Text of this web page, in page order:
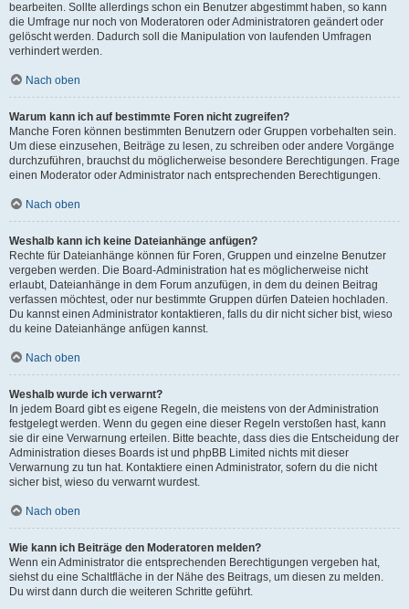
bearbeiten. Sollte allerdings schon ein Benutzer abgestimmt haben, so kann
die Umfrage nur noch von Moderatoren oder Administratoren geändert oder
gelöscht werden. Dadurch soll die Manipulation von laufenden Umfragen
verhindert werden.
Nach oben
Warum kann ich auf bestimmte Foren nicht zugreifen?
Manche Foren können bestimmten Benutzern oder Gruppen vorbehalten sein.
Um diese einzusehen, Beiträge zu lesen, zu schreiben oder andere Vorgänge
durchzuführen, brauchst du möglicherweise besondere Berechtigungen. Frage
einen Moderator oder Administrator nach entsprechenden Berechtigungen.
Nach oben
Weshalb kann ich keine Dateianhänge anfügen?
Rechte für Dateianhänge können für Foren, Gruppen und einzelne Benutzer
vergeben werden. Die Board-Administration hat es möglicherweise nicht
erlaubt, Dateianhänge in dem Forum anzufügen, in dem du deinen Beitrag
verfassen möchtest, oder nur bestimmte Gruppen dürfen Dateien hochladen.
Du kannst einen Administrator kontaktieren, falls du dir nicht sicher bist, wieso
du keine Dateianhänge anfügen kannst.
Nach oben
Weshalb wurde ich verwarnt?
In jedem Board gibt es eigene Regeln, die meistens von der Administration
festgelegt werden. Wenn du gegen eine dieser Regeln verstoßen hast, kann
sie dir eine Verwarnung erteilen. Bitte beachte, dass dies die Entscheidung der
Administration dieses Boards ist und phpBB Limited nichts mit dieser
Verwarnung zu tun hat. Kontaktiere einen Administrator, sofern du die nicht
sicher bist, wieso du verwarnt wurdest.
Nach oben
Wie kann ich Beiträge den Moderatoren melden?
Wenn ein Administrator die entsprechenden Berechtigungen vergeben hat,
siehst du eine Schaltfläche in der Nähe des Beitrags, um diesen zu melden.
Du wirst dann durch die weiteren Schritte geführt.